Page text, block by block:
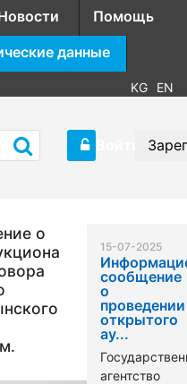
Помощь
данные
KG EN
о
15-07-2025
сообщение
о
проведении
открытого
ау...
агентство